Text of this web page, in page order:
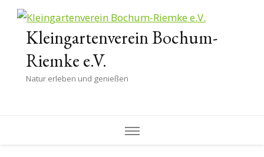
Kleingartenverein Bochum-
Riemke e.V.
Natur erleben und genießen